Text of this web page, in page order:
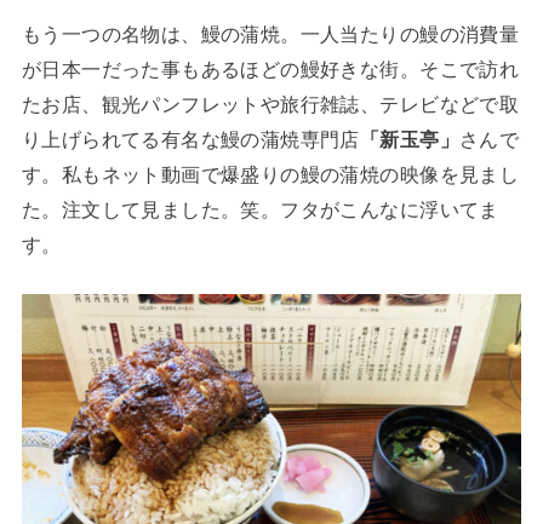
もう一つの名物は、鰻の蒲焼。一人当たりの鰻の消費量
が日本一だった事もあるほどの鰻好きな街。そこで訪れ
たお店、観光パンフレットや旅行雑誌、テレビなどで取
り上げられてる有名な鰻の蒲焼専門店 「新玉亭」
さんで
す。私もネット動画で爆盛りの鰻の蒲焼の映像を見まし
た。注文して見ました。笑。フタがこんなに浮いてま
す。